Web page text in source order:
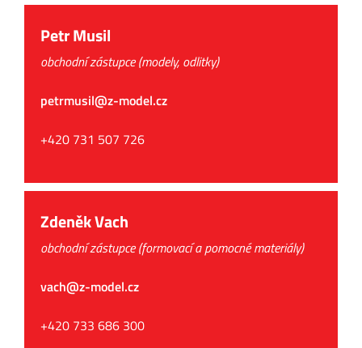
Petr Musil
obchodní zástupce (modely, odlitky)
petrmusil@z-model.cz
+420 731 507 726
Zdeněk Vach
obchodní zástupce (formovací a pomocné materiály)
vach@z-model.cz
+420 733 686 300